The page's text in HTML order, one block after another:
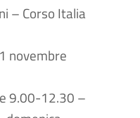
– Corso Italia
novembre
9.00-12.30 –